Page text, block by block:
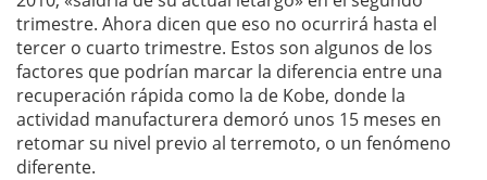
trimestre. Ahora dicen que eso no ocurrirá hasta el
tercer o cuarto trimestre. Estos son algunos de los
factores que podrían marcar la diferencia entre una
recuperación rápida como la de Kobe, donde la
actividad manufacturera demoró unos 15 meses en
retomar su nivel previo al terremoto, o un fenómeno
diferente.